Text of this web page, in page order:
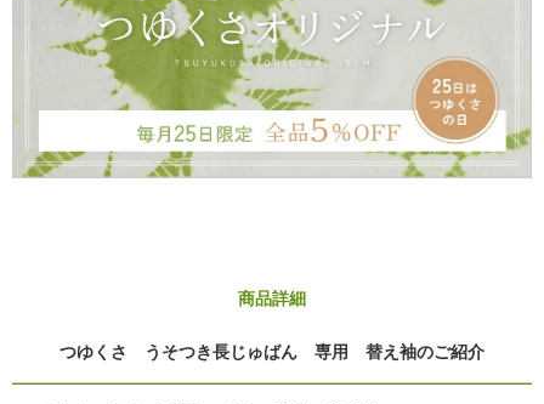
商品詳細
つゆくさ うそつき長じゅばん 専用 替え袖のご紹介